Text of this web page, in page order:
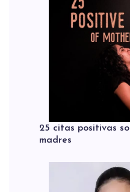
25 citas positivas
madres